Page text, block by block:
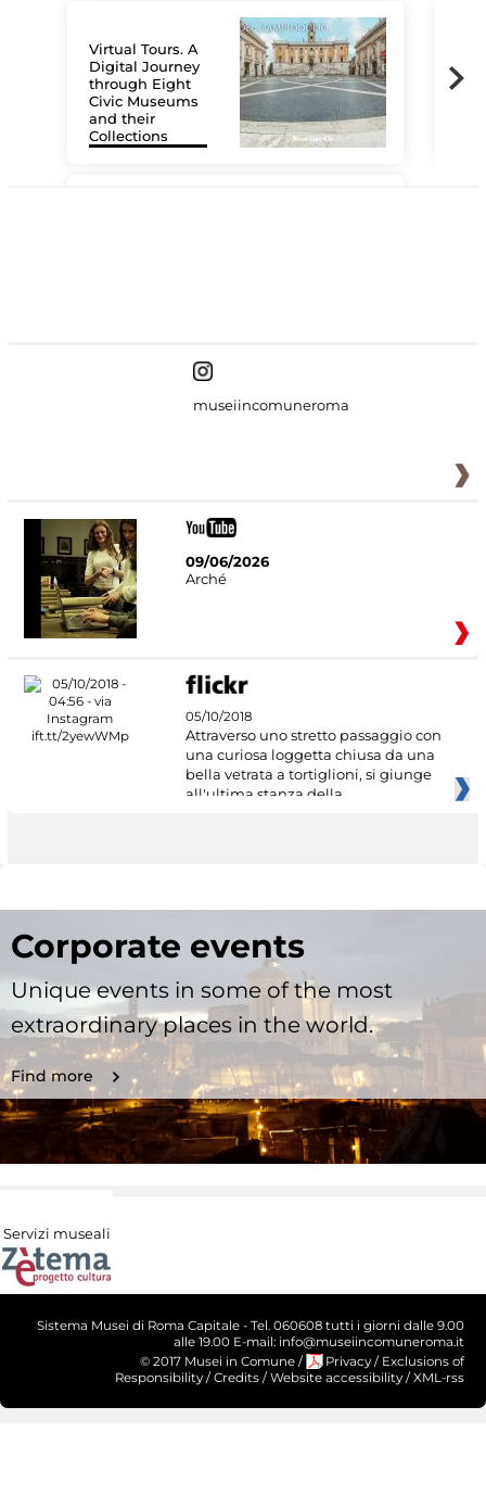
Virtual Tours. A
Digital Journey
through Eight
Civic Museums
and their
Collections
museiincomuneroma
09/06/2026
Arché
05/10/2018
Attraverso uno stretto passaggio con
una curiosa loggetta chiusa da una
bella vetrata a tortiglioni, si giunge
all'ultima stanza della
Corporate events
Unique events in some of the most
extraordinary places in the world.
Find more
Servizi museali
Sistema Musei di Roma Capitale - Tel. 060608 tutti i giorni dalle 9.00
alle 19.00 E-mail: info@museiincomuneroma.it
© 2017 Musei in Comune / Privacy / Exclusions of
Responsibility /Credits /Website accessibility /XML-rss